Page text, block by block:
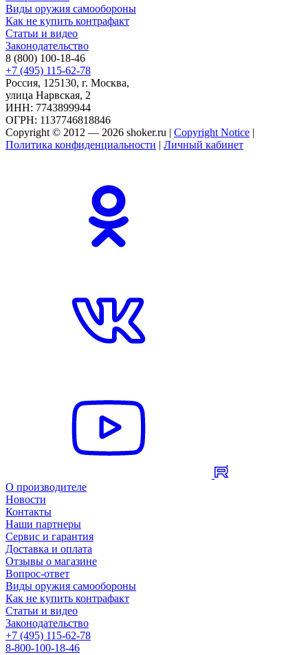
Виды оружия самообороны
Как не купить контрафакт
Статьи и видео
Законодательство
8 (800) 100-18-46
+7 (495) 115-62-78
Россия, 125130, г. Москва,
улица Нарвская, 2
ИНН: 7743899944
ОГРН: 1137746818846
Copyright © 2012 — 2026 shoker.ru | Copyright Notice |
Политика конфиденциальности | Личный кабинет
О производителе
Новости
Контакты
Наши партнеры
Сервис и гарантия
Доставка и оплата
Отзывы о магазине
Вопрос-ответ
Виды оружия самообороны
Как не купить контрафакт
Статьи и видео
Законодательство
+7 (495) 115-62-78
8-800-100-18-46